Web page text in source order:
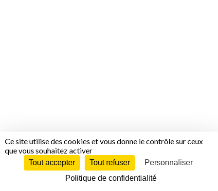
Ce site utilise des cookies et vous donne le contrôle sur ceux
que vous souhaitez activer
Tout accepter Tout refuser
Personnaliser
Politique de confidentialité